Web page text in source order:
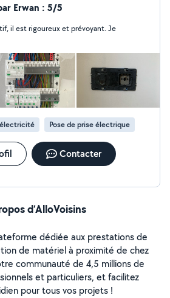
je vous réponds
Erwan : 5/5
il est rigoureux et prévoyant. Je
Pose de prise électrique
Contacter
d’AlloVoisins
dédiée aux prestations de
de matériel à proximité de chez
communauté de 4,5 millions de
et particuliers, et facilitez
pour tous vos projets !